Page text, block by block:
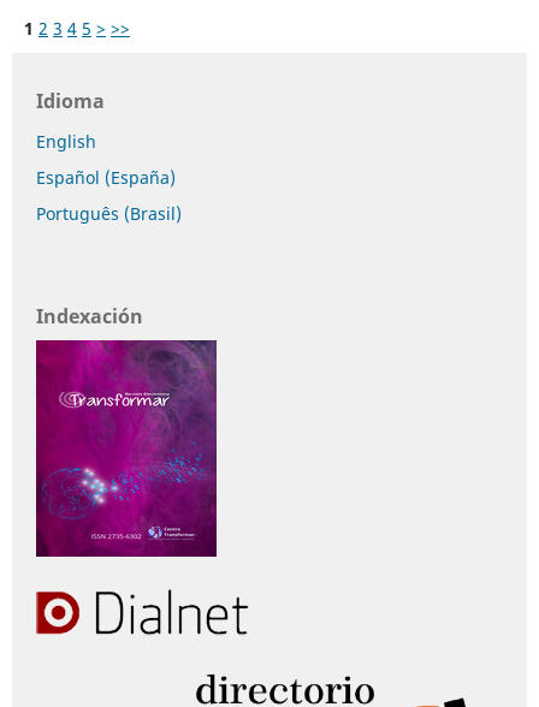
1 2 3 4 5 > >>
Idioma
English
Español (España)
Português (Brasil)
Indexación